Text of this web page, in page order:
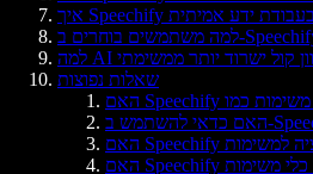
שאלות נפוצות